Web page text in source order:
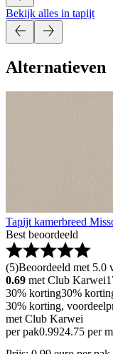
Bekijk alles in tapijt
Alternatieven
Tapijt kamerbreed
Best beoordeeld
(5)Beoordeeld met 5.0
0.69 met Club Karwei
30% korting30%
30% korting,
met Club Karwei
per pak0.9924.75 per